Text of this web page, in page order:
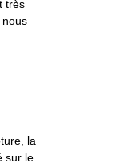
très
nous
la
sur le